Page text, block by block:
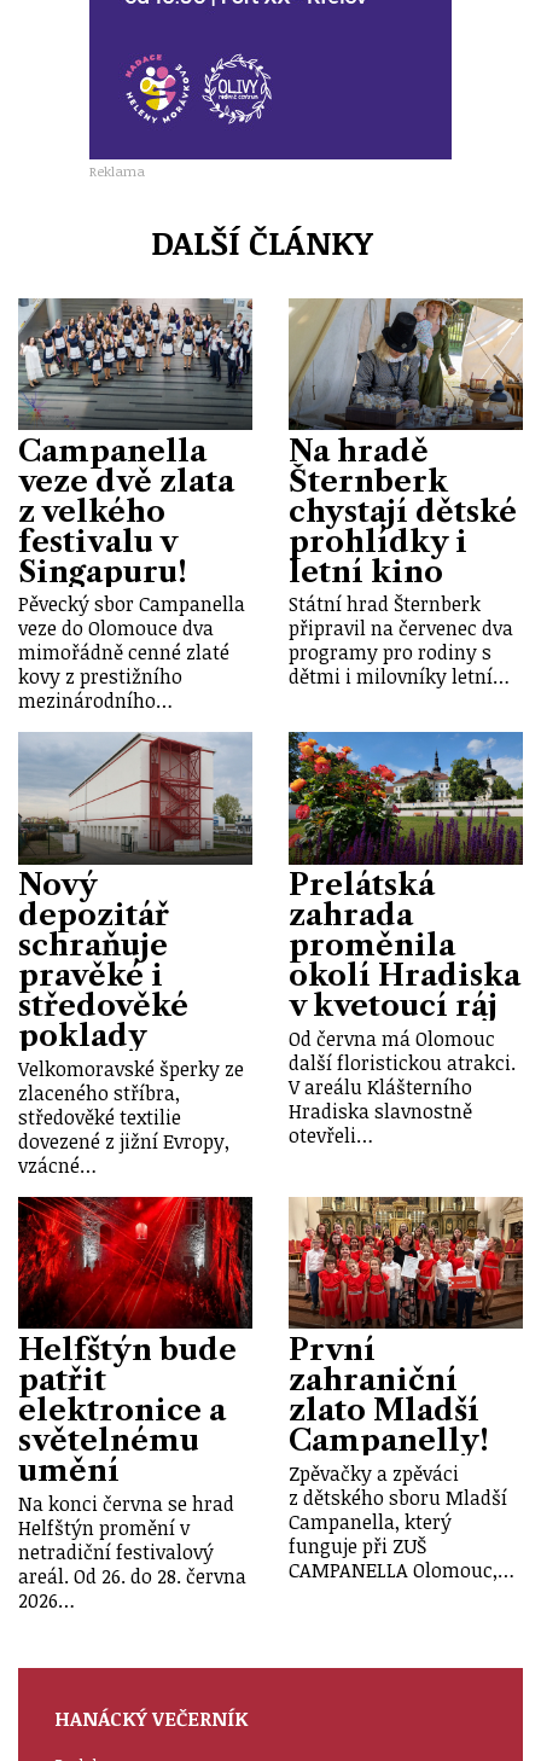
Reklama
DALŠÍ ČLÁNKY
Campanella
veze dvě zlata
z velkého
festivalu v
Singapuru!
Pěvecký sbor Campanella
veze do Olomouce dva
mimořádně cenné zlaté
kovy z prestižního
mezinárodního…
Na hradě
Šternberk
chystají dětské
prohlídky i
letní kino
Státní hrad Šternberk
připravil na červenec dva
programy pro rodiny s
dětmi i milovníky letní…
Nový
depozitář
schraňuje
pravěké i
středověké
poklady
Velkomoravské šperky ze
zlaceného stříbra,
středověké textilie
dovezené z jižní Evropy,
vzácné…
Prelátská
zahrada
proměnila
okolí Hradiska
v kvetoucí ráj
Od června má Olomouc
další floristickou atrakci.
V areálu Klášterního
Hradiska slavnostně
otevřeli…
Helfštýn bude
patřit
elektronice a
světelnému
umění
Na konci června se hrad
Helfštýn promění v
netradiční festivalový
areál. Od 26. do 28. června
2026…
První
zahraniční
zlato Mladší
Campanelly!
Zpěvačky a zpěváci
z dětského sboru Mladší
Campanella, který
funguje při ZUŠ
CAMPANELLA Olomouc,…
HANÁCKÝ VEČERNÍK